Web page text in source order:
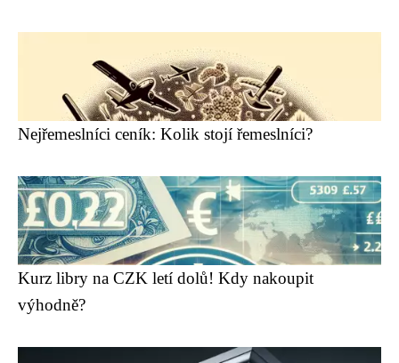
Nejřemeslníci ceník: Kolik stojí řemeslníci?
Kurz libry na CZK letí dolů! Kdy nakoupit
výhodně?